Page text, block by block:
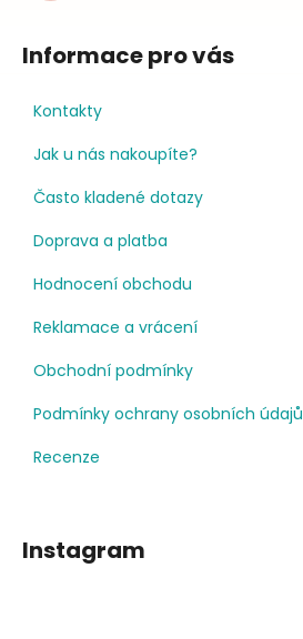
Informace pro vás
Kontakty
Jak u nás nakoupíte?
Často kladené dotazy
Doprava a platba
Hodnocení obchodu
Reklamace a vrácení
Obchodní podmínky
Podmínky ochrany osobních údajů
Recenze
Instagram